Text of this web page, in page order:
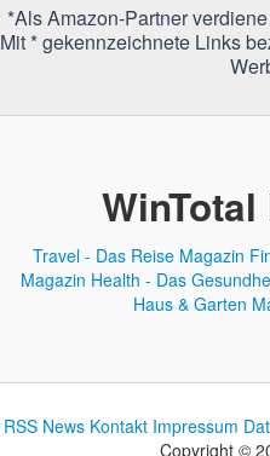
*Als Amazon-Partner
Mit * gekennzeichnete Links
Travel - Das Reise Magazin
Magazin Health - Das
Haus & Garten
RSS News Kontakt Impressum
Copyright ©